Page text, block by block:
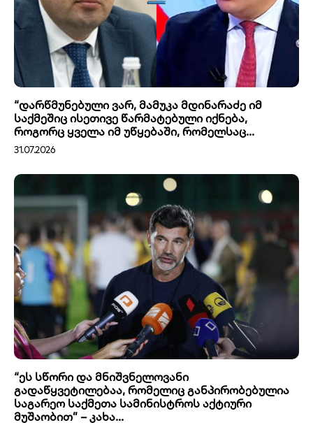
“დარწმუნებული ვარ, მამუკა მდინარაძე იმ
საქმეშიც ისეთივე წარმატებული იქნება,
როგორც ყველა იმ უწყებაში, რომელსაც...
31.07.2026
“ეს სწორი და მნიშვნელოვანი
გადაწყვეტილებაა, რომელიც განპირობებულია
საგარეო საქმეთა სამინისტროს აქტიური
მუშაობით” – კახა...